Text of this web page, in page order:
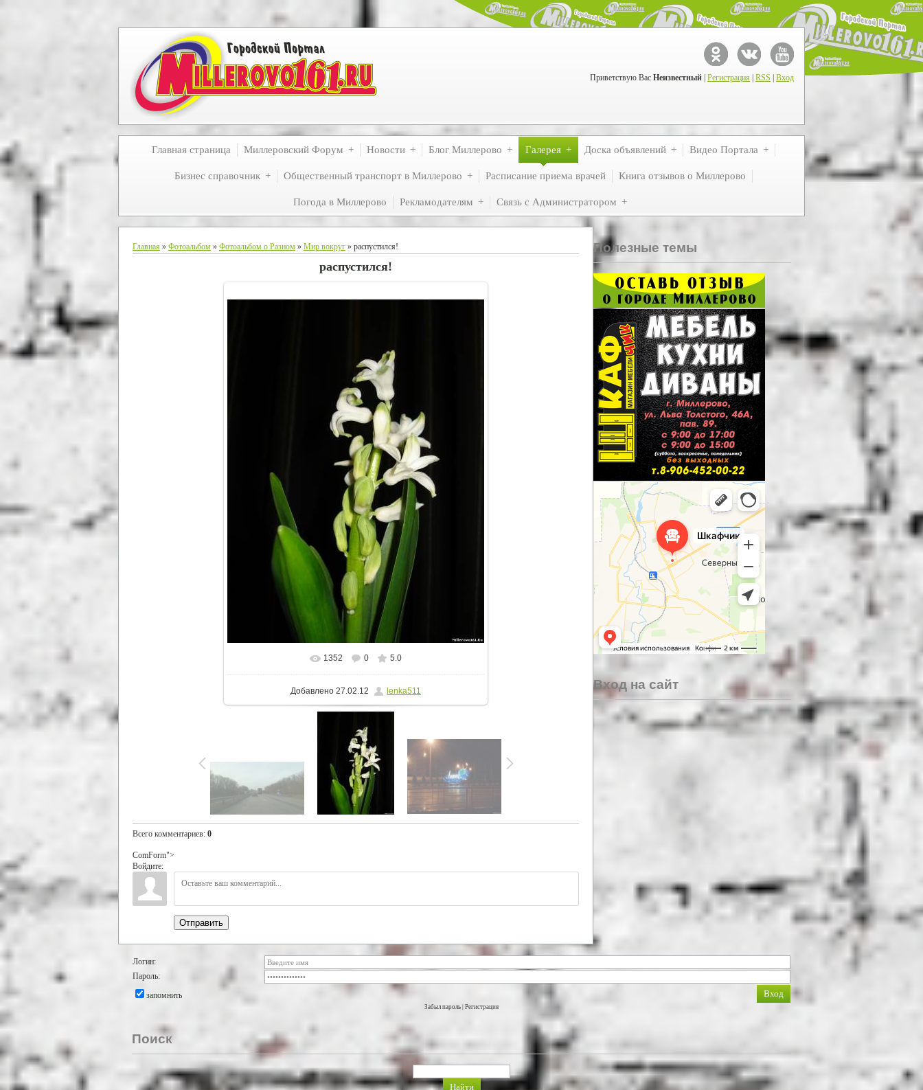
Приветствую Вас Неизвестный Регистрация RSS Вход
Главная страница Миллеровский Форум Новости Блог Миллерово Галерея Доска объявлений Видео Портала
Бизнес справочник Общественный транспорт в Миллерово Расписание приема врачей Книга отзывов о Миллерово
Погода в Миллерово Рекламодателям Связь с Администратором
Главная » Фотоальбом » Фотоальбом о Разном » Мир вокруг » распустился!
распустился!
В реальном размере 860x1147
1352 0 5.0
Добавлено 27.02.12 lenka511
Всего комментариев: 0
ComForm">
Войдите:
Отправить
Полезные темы
Вход на сайт
Логин:
Пароль:
запомнить
Забыл пароль Регистрация
Поиск